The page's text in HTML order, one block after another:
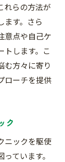
れらの方法が
ます。さら
意点や自己ケ
トします。こ
む方々に寄り
ローチを提供
ク
ニックを駆使
ています。